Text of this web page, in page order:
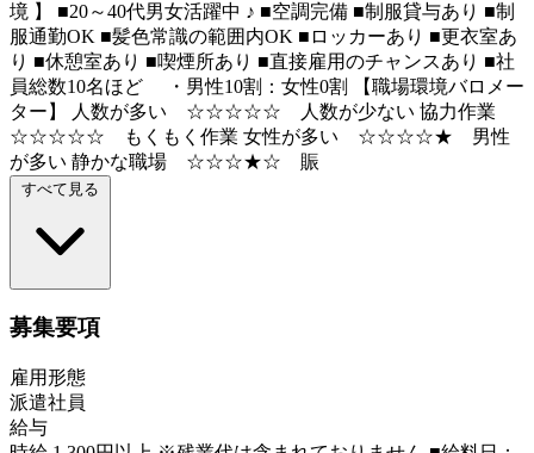
境 】 ■20～40代男女活躍中 ♪ ■空調完備 ■制服貸与あり ■制
服通勤OK ■髪色常識の範囲内OK ■ロッカーあり ■更衣室あ
り ■休憩室あり ■喫煙所あり ■直接雇用のチャンスあり ■社
員総数10名ほど ・男性10割：女性0割 【職場環境バロメー
ター】 人数が多い ☆☆☆☆☆ 人数が少ない 協力作業
☆☆☆☆☆ もくもく作業 女性が多い ☆☆☆☆★ 男性
が多い 静かな職場 ☆☆☆★☆ 賑
すべて見る
募集要項
雇用形態
派遣社員
給与